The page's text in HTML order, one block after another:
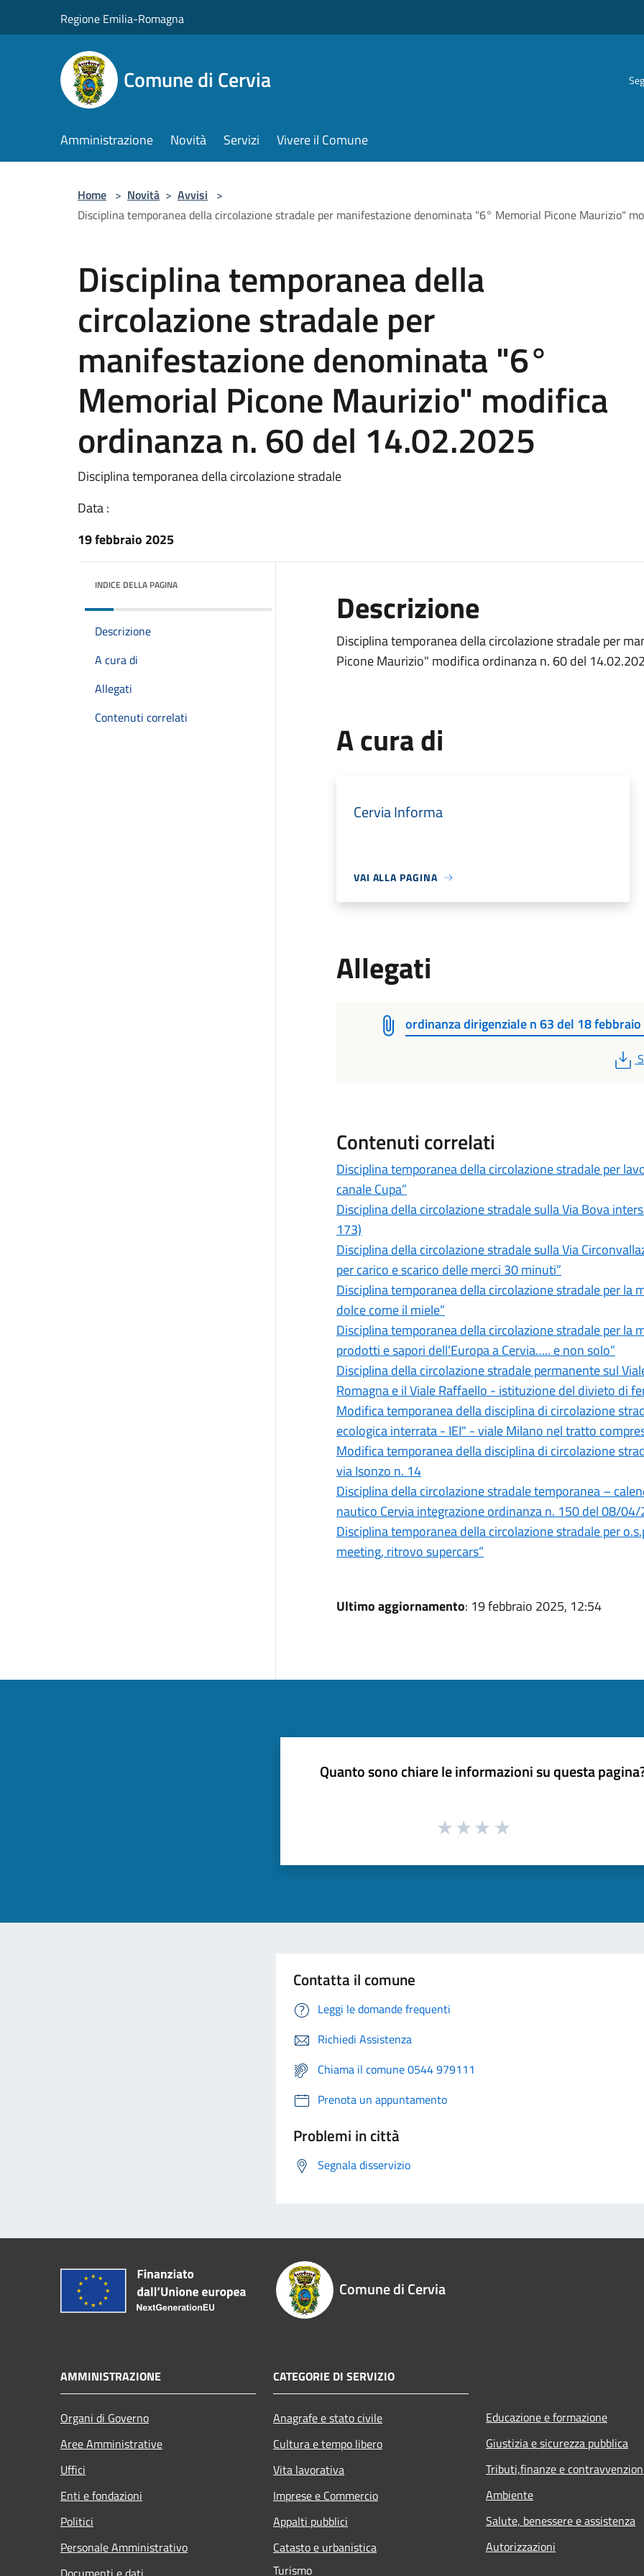
Regione Emilia-Romagna
Comune di Cervia
Amministrazione Novità Servizi Vivere il Comune
Home > Novità > Avvisi >
Disciplina temporanea della circolazione stradale per manifestazione denominata "6° Memorial Picone Maurizio"
Disciplina temporanea della
circolazione stradale per
manifestazione denominata "6°
Memorial Picone Maurizio" modifica
ordinanza n. 60 del 14.02.2025
Disciplina temporanea della circolazione stradale
Data :
19 febbraio 2025
INDICE DELLA PAGINA
Descrizione
A cura di
Allegati
Contenuti correlati
Descrizione
Disciplina temporanea della circolazione stradale per
Picone Maurizio" modifica ordinanza n. 60 del
A cura di
Cervia Informa
VAI ALLA PAGINA
Allegati
ordinanza dirigenziale n 63 del 18
Contenuti correlati
Disciplina temporanea della circolazione stradale per
canale Cupa”
Disciplina della circolazione stradale sulla Via Bova
173)
Disciplina della circolazione stradale sulla Via
per carico e scarico delle merci 30 minuti”
Disciplina temporanea della circolazione stradale per
dolce come il miele”
Disciplina temporanea della circolazione stradale per la
prodotti e sapori dell’Europa a Cervia….. e non solo”
Disciplina della circolazione stradale permanente sul
Romagna e il Viale Raffaello - istituzione del divieto di
Modifica temporanea della disciplina di circolazione
ecologica interrata - IEI" - viale Milano nel tratto
Modifica temporanea della disciplina di circolazione
via Isonzo n. 14
Disciplina della circolazione stradale temporanea –
nautico Cervia integrazione ordinanza n. 150 del 08/
Disciplina temporanea della circolazione stradale per
meeting, ritrovo supercars”
Ultimo aggiornamento: 19 febbraio 2025, 12:54
Quanto sono chiare le informazioni su questa
Contatta il comune
Leggi le domande frequenti
Richiedi Assistenza
Chiama il comune 0544 979111
Prenota un appuntamento
Problemi in città
Segnala disservizio
Comune di Cervia
AMMINISTRAZIONE
Organi di Governo
Aree Amministrative
Uffici
Enti e fondazioni
Politici
Personale Amministrativo
CATEGORIE DI SERVIZIO
Anagrafe e stato civile
Cultura e tempo libero
Vita lavorativa
Imprese e Commercio
Appalti pubblici
Catasto e urbanistica
Turismo
Educazione e formazione
Giustizia e sicurezza pubblica
Tributi,finanze e
Ambiente
Salute, benessere e assistenza
Autorizzazioni